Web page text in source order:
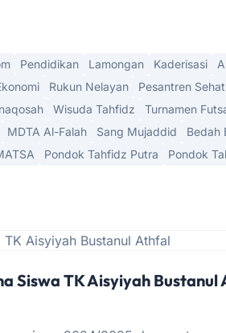
Pendidikan Lamongan Kaderisasi
Rukun Nelayan Pesantren Sehat
Wisuda Tahfidz Turnamen
MDTA Al-Falah Sang Mujaddid Bedah
Pondok Tahfidz Putra Pondok
Siswa TK Aisyiyah Bustanul